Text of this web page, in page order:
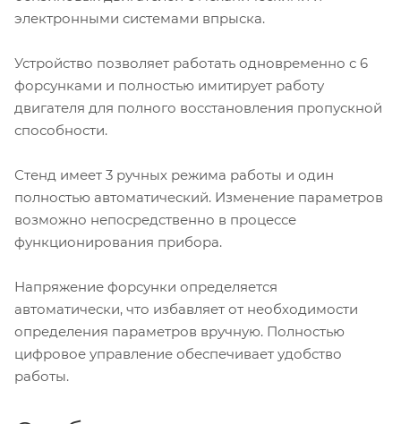
электронными системами впрыска.
Устройство позволяет работать одновременно с 6
форсунками и полностью имитирует работу
двигателя для полного восстановления пропускной
способности.
Стенд имеет 3 ручных режима работы и один
полностью автоматический. Изменение параметров
возможно непосредственно в процессе
функционирования прибора.
Напряжение форсунки определяется
автоматически, что избавляет от необходимости
определения параметров вручную. Полностью
цифровое управление обеспечивает удобство
работы.